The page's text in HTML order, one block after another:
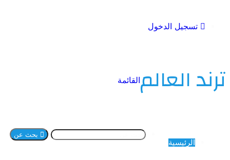
تسجيل الدخول
العالمالقائمة
بحث عن